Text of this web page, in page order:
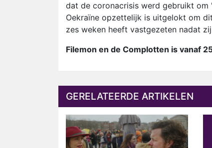
dat de coronacrisis werd gebruikt
Oekraïne opzettelijk is uitgelokt om
zes weken heeft vastgezeten nadat
Filemon en de Complotten is vanaf
GERELATEERDE ARTIKELEN